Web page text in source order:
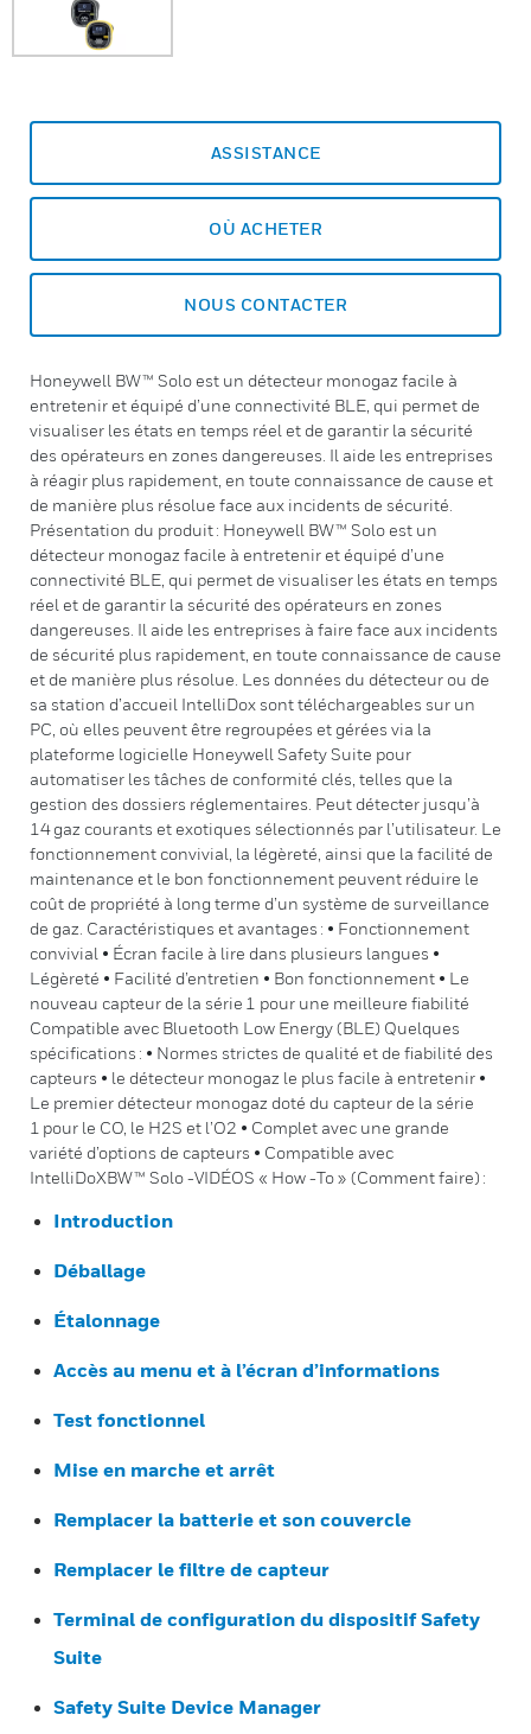
ASSISTANCE
OÙ ACHETER
NOUS CONTACTER
Honeywell BW™ Solo est un détecteur monogaz facile à
entretenir et équipé d’une connectivité BLE, qui permet de
visualiser les états en temps réel et de garantir la sécurité
des opérateurs en zones dangereuses. Il aide les entreprises
à réagir plus rapidement, en toute connaissance de cause et
de manière plus résolue face aux incidents de sécurité.
Présentation du produit : Honeywell BW™ Solo est un
détecteur monogaz facile à entretenir et équipé d’une
connectivité BLE, qui permet de visualiser les états en temps
réel et de garantir la sécurité des opérateurs en zones
dangereuses. Il aide les entreprises à faire face aux incidents
de sécurité plus rapidement, en toute connaissance de cause
et de manière plus résolue. Les données du détecteur ou de
sa station d’accueil IntelliDox sont téléchargeables sur un
PC, où elles peuvent être regroupées et gérées via la
plateforme logicielle Honeywell Safety Suite pour
automatiser les tâches de conformité clés, telles que la
gestion des dossiers réglementaires. Peut détecter jusqu’à
14 gaz courants et exotiques sélectionnés par l’utilisateur. Le
fonctionnement convivial, la légèreté, ainsi que la facilité de
maintenance et le bon fonctionnement peuvent réduire le
coût de propriété à long terme d’un système de surveillance
de gaz. Caractéristiques et avantages : • Fonctionnement
convivial • Écran facile à lire dans plusieurs langues •
Légèreté • Facilité d’entretien • Bon fonctionnement • Le
nouveau capteur de la série 1 pour une meilleure fiabilité
Compatible avec Bluetooth Low Energy (BLE) Quelques
spécifications : • Normes strictes de qualité et de fiabilité des
capteurs • le détecteur monogaz le plus facile à entretenir •
Le premier détecteur monogaz doté du capteur de la série
1 pour le CO, le H2S et l’O2 • Complet avec une grande
variété d’options de capteurs • Compatible avec
IntelliDoXBW™ Solo -VIDÉOS « How -To » (Comment faire) :
Introduction
Déballage
Étalonnage
Accès au menu et à l’écran d’informations
Test fonctionnel
Mise en marche et arrêt
Remplacer la batterie et son couvercle
Remplacer le filtre de capteur
Terminal de configuration du dispositif Safety
Suite
Safety Suite Device Manager